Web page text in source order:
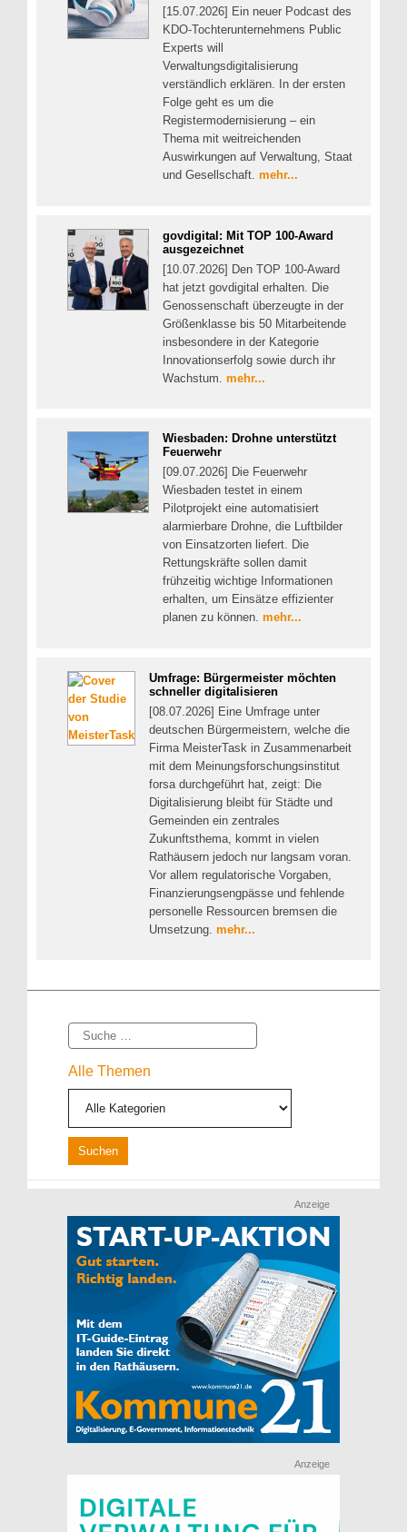
[15.07.2026] Ein neuer Podcast des
KDO-Tochterunternehmens Public
Experts will
Verwaltungsdigitalisierung
verständlich erklären. In der ersten
Folge geht es um die
Registermodernisierung – ein
Thema mit weitreichenden
Auswirkungen auf Verwaltung, Staat
und Gesellschaft. mehr...
govdigital: Mit TOP 100-Award
ausgezeichnet
[10.07.2026] Den TOP 100-Award
hat jetzt govdigital erhalten. Die
Genossenschaft überzeugte in der
Größenklasse bis 50 Mitarbeitende
insbesondere in der Kategorie
Innovationserfolg sowie durch ihr
Wachstum. mehr...
Wiesbaden: Drohne unterstützt
Feuerwehr
[09.07.2026] Die Feuerwehr
Wiesbaden testet in einem
Pilotprojekt eine automatisiert
alarmierbare Drohne, die Luftbilder
von Einsatzorten liefert. Die
Rettungskräfte sollen damit
frühzeitig wichtige Informationen
erhalten, um Einsätze effizienter
planen zu können. mehr...
Umfrage: Bürgermeister möchten
schneller digitalisieren
[08.07.2026] Eine Umfrage unter
deutschen Bürgermeistern, welche die
Firma MeisterTask in Zusammenarbeit
mit dem Meinungsforschungsinstitut
forsa durchgeführt hat, zeigt: Die
Digitalisierung bleibt für Städte und
Gemeinden ein zentrales
Zukunftsthema, kommt in vielen
Rathäusern jedoch nur langsam voran.
Vor allem regulatorische Vorgaben,
Finanzierungsengpässe und fehlende
personelle Ressourcen bremsen die
Umsetzung. mehr...
Suche
Alle Themen
Anzeige
Anzeige